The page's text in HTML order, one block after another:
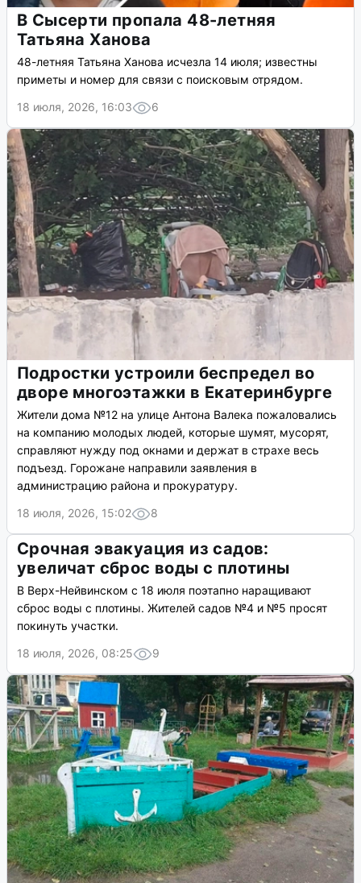
В Сысерти пропала 48-летняя
Татьяна Ханова
48-летняя Татьяна Ханова исчезла 14 июля; известны
приметы и номер для связи с поисковым отрядом.
18 июля, 2026, 16:03
6
Подростки устроили беспредел во
дворе многоэтажки в Екатеринбурге
Жители дома №12 на улице Антона Валека пожаловались
на компанию молодых людей, которые шумят, мусорят,
справляют нужду под окнами и держат в страхе весь
подъезд. Горожане направили заявления в
администрацию района и прокуратуру.
18 июля, 2026, 15:02
8
Срочная эвакуация из садов:
увеличат сброс воды с плотины
В Верх-Нейвинском с 18 июля поэтапно наращивают
сброс воды с плотины. Жителей садов №4 и №5 просят
покинуть участки.
18 июля, 2026, 08:25
9